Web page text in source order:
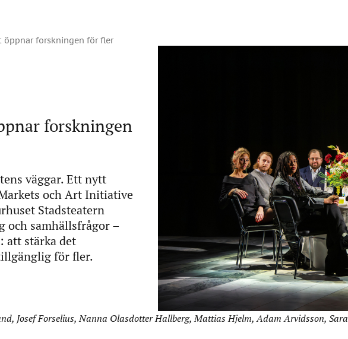
öppnar forskningen för fler
forskningen
väggar. Ett nytt
och Art Initiative
Stadsteatern
och samhällsfrågor –
att stärka det
för fler.
Josef Forselius, Nanna Olasdotter Hallberg, Mattias Hjelm, Adam Arvidsson, Sara